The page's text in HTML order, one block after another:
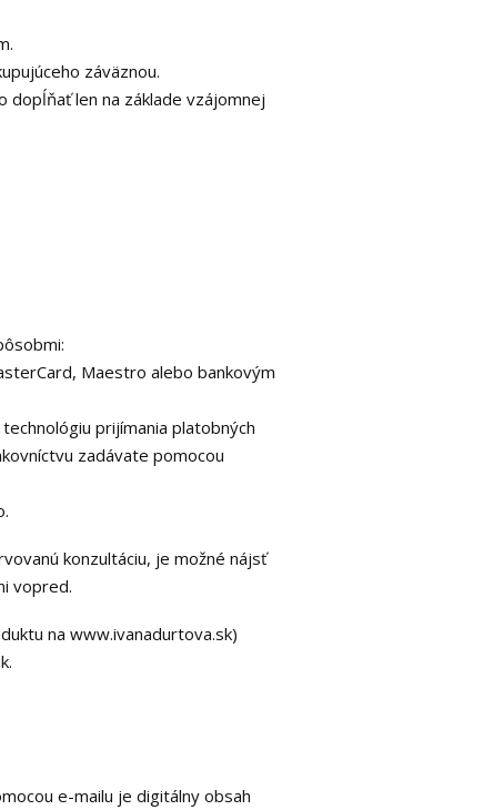
záväznou.
dopĺňať len na základe vzájomnej
Maestro alebo bankovým
prijímania platobných
zadávate pomocou
konzultáciu, je možné nájsť
vopred.
na www.ivanadurtova.sk)
e-mailu je digitálny obsah